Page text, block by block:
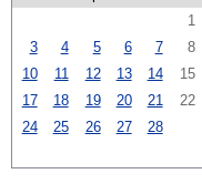
1
3
4 5 6 7 8
10
11 12 13 14 15
17
18 19 20 21 22
24
25 26 27 28